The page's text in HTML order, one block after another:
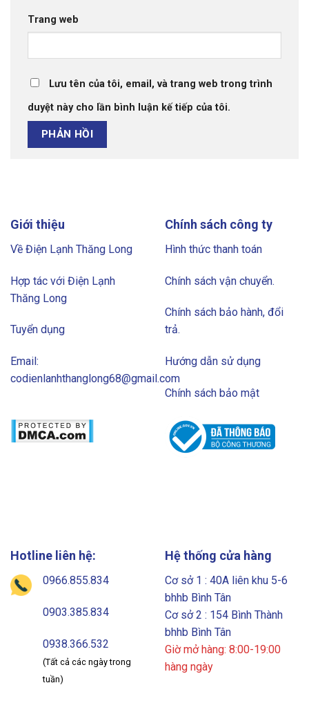
Trang web
Lưu tên của tôi, email, và trang web trong trình
duyệt này cho lần bình luận kế tiếp của tôi.
Giới thiệu
Về Điện Lạnh Thăng Long
Hợp tác với Điện Lạnh
Thăng Long
Tuyển dụng
Email:
codienlanhthanglong68@gmail.com
Chính sách công ty
Hình thức thanh toán
Chính sách vận chuyển.
Chính sách bảo hành, đổi
trả.
Hướng dẫn sử dụng
Chính sách bảo mật
Hotline liên hệ:
0966.855.834
0903.385.834
0938.366.532
(Tất cả các ngày trong
tuần)
Hệ thống cửa hàng
Cơ sở 1 : 40A liên khu 5-6
bhhb Bình Tân
Cơ sở 2 : 154 Bình Thành
bhhb Bình Tân
Giờ mở hàng: 8:00-19:00
hàng ngày